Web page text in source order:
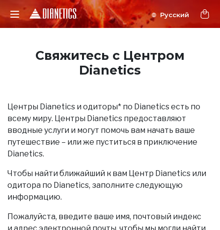
Свяжитесь с Центром
Dianetics
Центры Dianetics и одиторы* по Dianetics есть по
всему миру. Центры Dianetics предоставляют
вводные услуги и могут помочь вам начать ваше
путешествие – или же пуститься в приключение
Dianetics.
Чтобы найти ближайший к вам Центр Dianetics или
одитора по Dianetics, заполните следующую
информацию.
Пожалуйста, введите ваше имя, почтовый индекс